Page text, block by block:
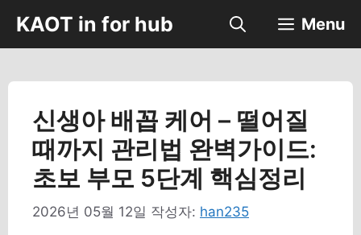
츠
건
KAOT in for hub Menu
신생아 배꼽 케어 – 떨어질
때까지 관리법 완벽가이드:
초보 부모 5단계 핵심정리
2026년 05월 12일 작성자: han235